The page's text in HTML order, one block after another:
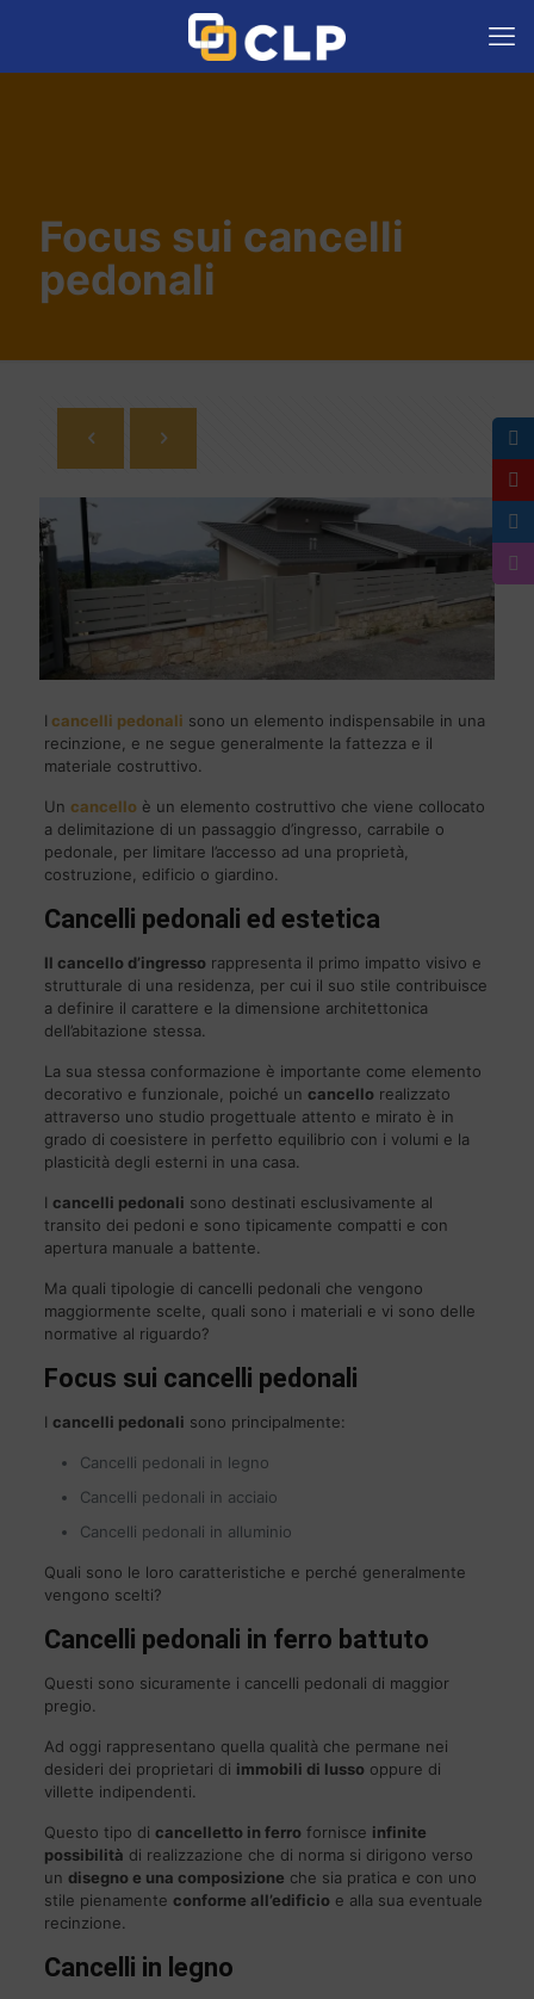
Focus sui cancelli
pedonali
I cancelli pedonali sono un elemento indispensabile in una
recinzione, e ne segue generalmente la fattezza e il
materiale costruttivo.
Un cancelloè un elemento costruttivo che viene collocato
a delimitazione di un passaggio d’ingresso, carrabile o
pedonale, per limitare l’accesso ad una proprietà,
costruzione, edificio o giardino.
Cancelli pedonali ed estetica
Il cancello d’ingressorappresenta il primo impatto visivo e
strutturale di una residenza, per cui il suo stile contribuisce
a definire il carattere e la dimensione architettonica
dell’abitazione stessa.
La sua stessa conformazione è importante come elemento
decorativo e funzionale, poiché un cancellorealizzato
attraverso uno studio progettuale attento e mirato è in
grado di coesistere in perfetto equilibrio con i volumi e la
plasticità degli esterni in una casa.
I cancelli pedonali sono destinati esclusivamente al
transito dei pedoni e sono tipicamente compatti e con
apertura manuale a battente.
Ma quali tipologie di cancelli pedonali che vengono
maggiormente scelte, quali sono i materiali e vi sono delle
normative al riguardo?
Focus sui cancelli pedonali
I cancelli pedonali sono principalmente:
Cancelli pedonali in legno
Cancelli pedonali in acciaio
Cancelli pedonali in alluminio
Quali sono le loro caratteristiche e perché generalmente
vengono scelti?
Cancelli pedonali in ferro battuto
Questi sono sicuramente i cancelli pedonali di maggior
pregio.
Ad oggi rappresentano quella qualità che permane nei
desideri dei proprietari di immobili di lussooppure di
villette indipendenti.
Questo tipo di cancelletto in ferrofornisce infinite
possibilità di realizzazione che di norma si dirigono verso
un disegno e una composizione che sia pratica e con uno
stile pienamente conforme all’edificioe alla sua eventuale
recinzione.
Cancelli in legno